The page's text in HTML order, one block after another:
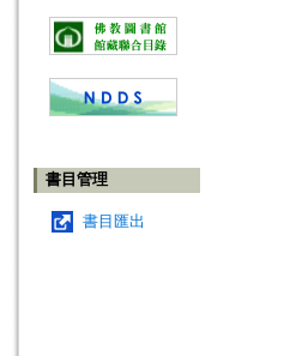
書目管理
書目匯出